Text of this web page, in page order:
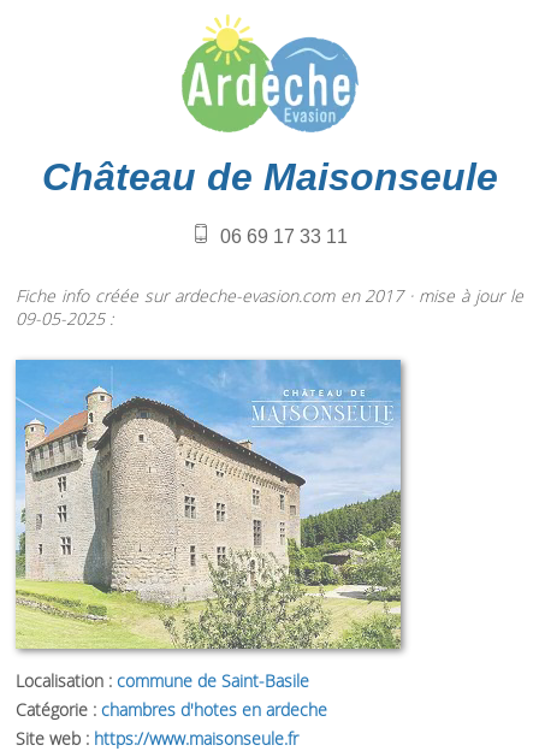
Château de Maisonseule
06 69 17 33 11
Fiche info créée sur ardeche-evasion.com en 2017 · mise à jour le
09-05-2025 :
Localisation : commune de Saint-Basile
Catégorie : chambres d'hotes en ardeche
Site web : https://www.maisonseule.fr